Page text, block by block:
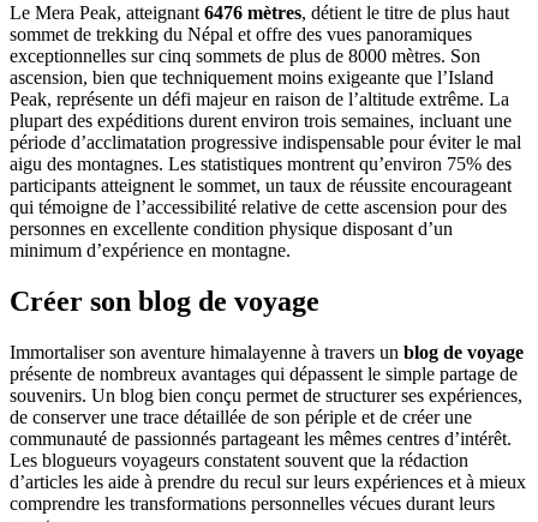
Le Mera Peak, atteignant 6476 mètres, détient le titre de plus haut
sommet de trekking du Népal et offre des vues panoramiques
exceptionnelles sur cinq sommets de plus de 8000 mètres. Son
ascension, bien que techniquement moins exigeante que l’Island
Peak, représente un défi majeur en raison de l’altitude extrême. La
plupart des expéditions durent environ trois semaines, incluant une
période d’acclimatation progressive indispensable pour éviter le mal
aigu des montagnes. Les statistiques montrent qu’environ 75% des
participants atteignent le sommet, un taux de réussite encourageant
qui témoigne de l’accessibilité relative de cette ascension pour des
personnes en excellente condition physique disposant d’un
minimum d’expérience en montagne.
Créer son blog de voyage
Immortaliser son aventure himalayenne à travers un blog de voyage
présente de nombreux avantages qui dépassent le simple partage de
souvenirs. Un blog bien conçu permet de structurer ses expériences,
de conserver une trace détaillée de son périple et de créer une
communauté de passionnés partageant les mêmes centres d’intérêt.
Les blogueurs voyageurs constatent souvent que la rédaction
d’articles les aide à prendre du recul sur leurs expériences et à mieux
comprendre les transformations personnelles vécues durant leurs